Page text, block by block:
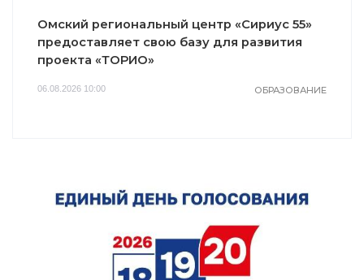
Омский региональный центр «Сириус 55»
предоставляет свою базу для развития
проекта «ТОРИО»
06.08.2026 10:00 ОБРАЗОВАНИЕ